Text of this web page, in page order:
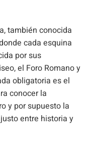
también conocida
cada esquina
por sus
el Foro Romano y
obligatoria es el
conocer la
y por supuesto la
entre historia y